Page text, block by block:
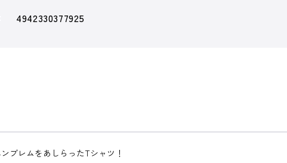
4942330377925
ブレムをあしらったTシャツ！